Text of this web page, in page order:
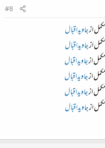
#8
مکمل ازجاویداقبال
مکمل ازجاویداقبال
مکمل ازجاویداقبال
مکمل ازجاویداقبال
مکمل ازجاویداقبال
مکمل ازجاویداقبال